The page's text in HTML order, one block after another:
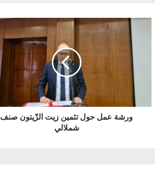
ورشة عمل حول تثمين زيت الزّيتون صنف
شملالي